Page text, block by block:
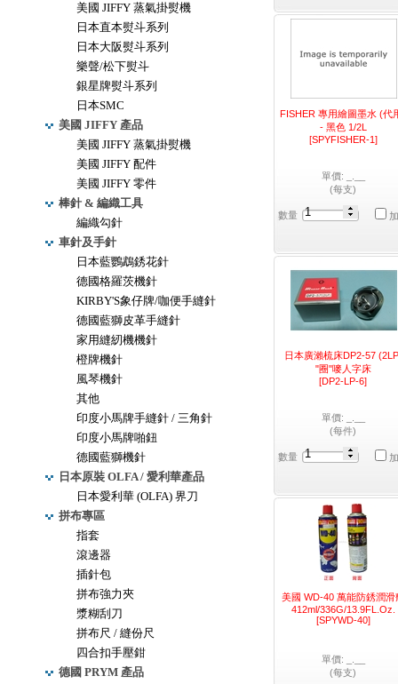
美國 JIFFY 蒸氣掛熨機
日本直本熨斗系列
日本大阪熨斗系列
樂聲/松下熨斗
銀星牌熨斗系列
日本SMC
美國 JIFFY 產品
美國 JIFFY 蒸氣掛熨機
美國 JIFFY 配件
美國 JIFFY 零件
棒針 & 編織工具
編織勾針
車針及手針
日本藍鸚鵡銹花針
德國格羅茨機針
KIRBY'S象仔牌/咖便手縫針
德國藍獅皮革手縫針
家用縫紉機機針
橙牌機針
風琴機針
其他
印度小馬牌手縫針 / 三角針
印度小馬牌啪鈕
德國藍獅機針
日本原裝 OLFA / 愛利華產品
日本愛利華 (OLFA) 界刀
拼布專區
指套
滾邊器
插針包
拼布強力夾
漿糊刮刀
拼布尺 / 縫份尺
四合扣手壓鉗
德國 PRYM 產品
FISHER 專用繪圖墨水 (代
- 黑色 1/2L
[SPYFISHER-1]
單價: _.__
(每支)
數量
日本廣瀨梳床DP2-57
"圈"嘜人字床
[DP2-LP-6]
單價: _.__
(每件)
數量
美國 WD-40 萬能防銹潤滑
412ml/336G/13.9FL.Oz.
[SPYWD-40]
單價: _.__
(每支)